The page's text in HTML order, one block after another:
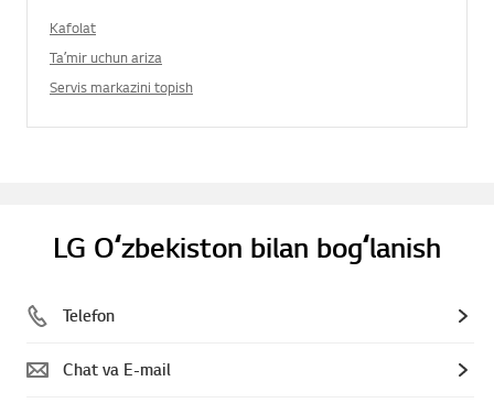
Kafolat
Taʼmir uchun ariza
Servis markazini topish
LG Oʻzbekiston bilan bogʻlanish
Telefon
Chat va E-mail